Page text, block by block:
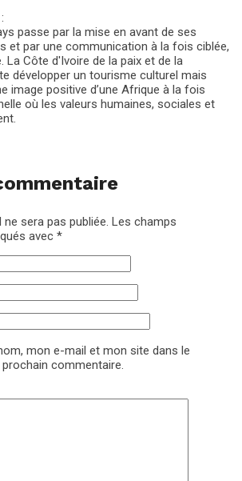
passe par la mise en avant de ses
et par une communication à la fois ciblée,
La Côte d'Ivoire de la paix et de la
développer un tourisme culturel mais
image positive d’une Afrique à la fois
où les valeurs humaines, sociales et
sera pas publiée. Les champs
avec *
mon e-mail et mon site dans le
commentaire.